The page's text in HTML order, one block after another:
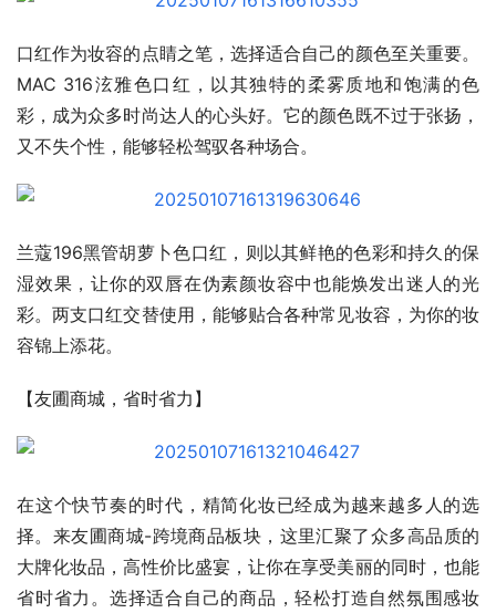
口红作为妆容的点睛之笔，选择适合自己的颜色至关重要。
MAC 316泫雅色口红，以其独特的柔雾质地和饱满的色
彩，成为众多时尚达人的心头好。它的颜色既不过于张扬，
又不失个性，能够轻松驾驭各种场合。
兰蔻196黑管胡萝卜色口红，则以其鲜艳的色彩和持久的保
湿效果，让你的双唇在伪素颜妆容中也能焕发出迷人的光
彩。两支口红交替使用，能够贴合各种常见妆容，为你的妆
容锦上添花。
【友圃商城，省时省力】
在这个快节奏的时代，精简化妆已经成为越来越多人的选
择。来友圃商城-跨境商品板块，这里汇聚了众多高品质的
大牌化妆品，高性价比盛宴，让你在享受美丽的同时，也能
省时省力。选择适合自己的商品，轻松打造自然氛围感妆